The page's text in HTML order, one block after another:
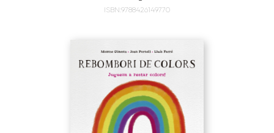
ISBN:9788426149770